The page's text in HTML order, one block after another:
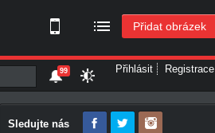
Přidat obrázek
Přihlásit Registrace
99
Sledujte nás